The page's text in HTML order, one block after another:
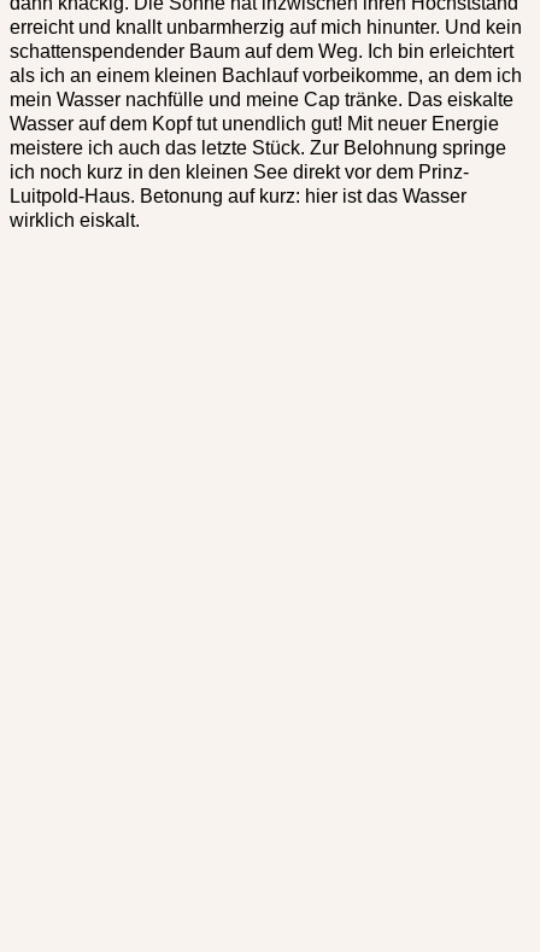
erreicht und knallt unbarmherzig auf mich hinunter. Und kein
schattenspendender Baum auf dem Weg. Ich bin erleichtert
als ich an einem kleinen Bachlauf vorbeikomme, an dem ich
mein Wasser nachfülle und meine Cap tränke. Das eiskalte
Wasser auf dem Kopf tut unendlich gut! Mit neuer Energie
meistere ich auch das letzte Stück. Zur Belohnung springe
ich noch kurz in den kleinen See direkt vor dem Prinz-
Luitpold-Haus. Betonung auf kurz: hier ist das Wasser
wirklich eiskalt.